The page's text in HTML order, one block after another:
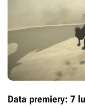
Data premiery: 7